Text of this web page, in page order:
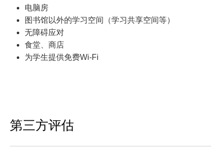
电脑房
图书馆以外的学习空间（学习共享空间等）
无障碍应对
食堂、商店
为学生提供免费Wi-Fi
第三方评估